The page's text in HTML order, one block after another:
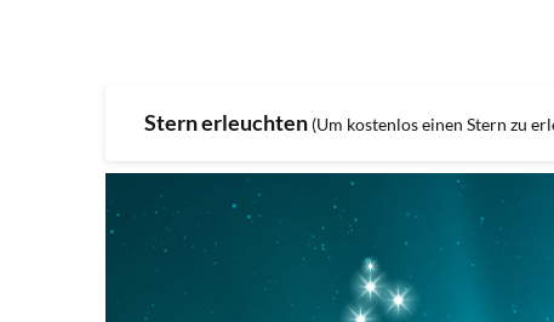
Stern erleuchten (Um kostenlos einen Stern zu